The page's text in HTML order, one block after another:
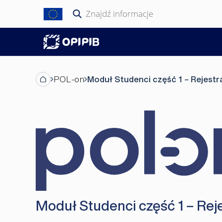
Szukaj:
POL-on Moduł Studenci część 1 –
Moduł Studenci część 1 –